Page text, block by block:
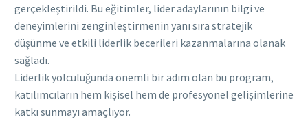
gerçekleştirildi. Bu eğitimler, lider adaylarının bilgi ve
deneyimlerini zenginleştirmenin yanı sıra stratejik
düşünme ve etkili liderlik becerileri kazanmalarına olanak
sağladı.
Liderlik yolculuğunda önemli bir adım olan bu program,
katılımcıların hem kişisel hem de profesyonel gelişimlerine
katkı sunmayı amaçlıyor.